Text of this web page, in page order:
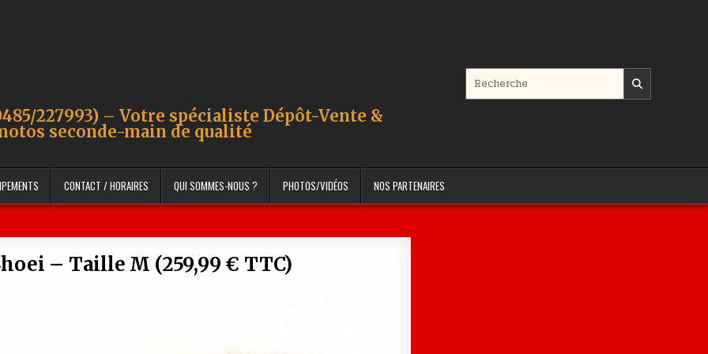
227993) – Votre spécialiste Dépôt-Vente &
seconde-main de qualité
CONTACT / HORAIRES QUI SOMMES-NOUS ? PHOTOS/VIDÉOS NOS PARTENAIRES
– Taille M (259,99 € TTC)